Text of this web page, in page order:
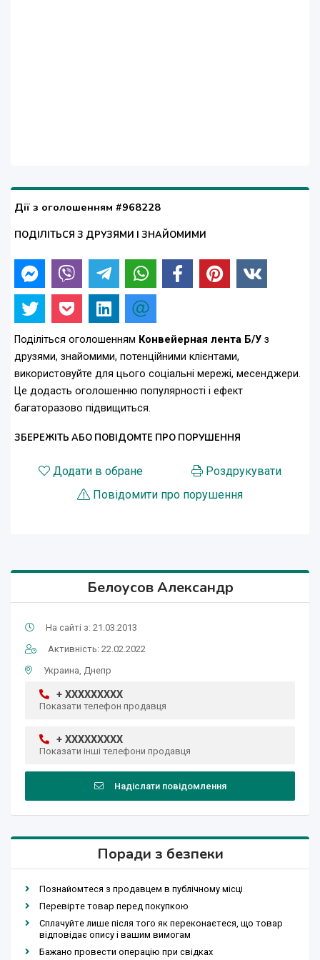
Дії з оголошенням #968228
ПОДІЛІТЬСЯ З ДРУЗЯМИ І ЗНАЙОМИМИ
Поділіться оголошенням Конвейерная лента Б/У з
друзями, знайомими, потенційними клієнтами,
використовуйте для цього соціальні мережі, месенджери.
Це додасть оголошенню популярності і ефект
багаторазово підвищиться.
ЗБЕРЕЖІТЬ АБО ПОВІДОМТЕ ПРО ПОРУШЕННЯ
Додати в обране
Роздрукувати
Повідомити про порушення
Белоусов Александр
На сайті з: 21.03.2013
Активність: 22.02.2022
Украина, Днепр
+ XXXXXXXXX
Показати телефон продавця
+ XXXXXXXXX
Показати інші телефони продавця
Надіслати повідомлення
Поради з безпеки
Познайомтеся з продавцем в публічному місці
Перевірте товар перед покупкою
Сплачуйте лише після того як переконаєтеся, що товар
відповідає опису і вашим вимогам
Бажано провести операцію при свідках